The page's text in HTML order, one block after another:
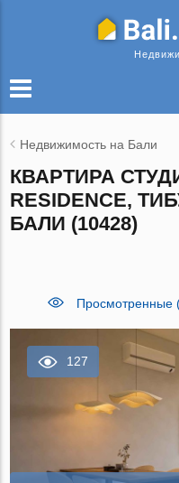
Недвижимость на Бали
КВАРТИРА
RESIDENCE,
БАЛИ (10428)
Просмотренные
127